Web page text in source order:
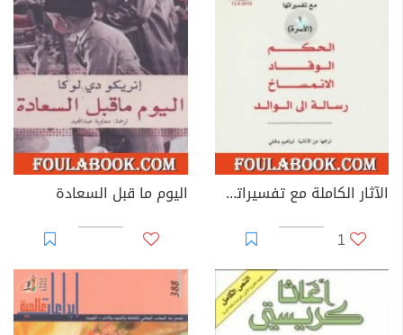
الآثار الكاملة مع تفسيراتها - الأسرة
1
اليوم ما قبل السعادة